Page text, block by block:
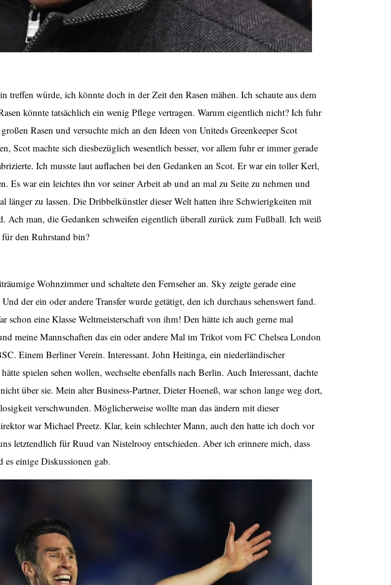
treffen würde, ich könnte doch in der Zeit den Rasen mähen. Ich schaute aus dem
könnte tatsächlich ein wenig Pflege vertragen. Warum eigentlich nicht? Ich fuhr
Rasen und versuchte mich an den Ideen von Uniteds Greenkeeper Scot
Scot machte sich diesbezüglich wesentlich besser, vor allem fuhr er immer gerade
Ich musste laut auflachen bei den Gedanken an Scot. Er war ein toller Kerl,
Es war ein leichtes ihn vor seiner Arbeit ab und an mal zu Seite zu nehmen und
länger zu lassen. Die Dribbelkünstler dieser Welt hatten ihre Schwierigkeiten mit
Ach man, die Gedanken schweifen eigentlich überall zurück zum Fußball. Ich weiß
den Ruhrstand bin?
Wohnzimmer und schaltete den Fernseher an. Sky zeigte gerade eine
der ein oder andere Transfer wurde getätigt, den ich durchaus sehenswert fand.
schon eine Klasse Weltmeisterschaft von ihm! Den hätte ich auch gerne mal
meine Mannschaften das ein oder andere Mal im Trikot vom FC Chelsea London
Einem Berliner Verein. Interessant. John Heitinga, ein niederländischer
spielen sehen wollen, wechselte ebenfalls nach Berlin. Auch Interessant, dachte
über sie. Mein alter Business-Partner, Dieter Hoeneß, war schon lange weg dort,
verschwunden. Möglicherweise wollte man das ändern mit dieser
war Michael Preetz. Klar, kein schlechter Mann, auch den hatte ich doch vor
letztendlich für Ruud van Nistelrooy entschieden. Aber ich erinnere mich, dass
einige Diskussionen gab.